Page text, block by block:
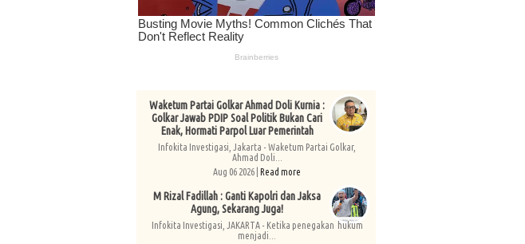
Waketum Partai Golkar Ahmad Doli Kurnia :
Golkar Jawab PDIP Soal Politik Bukan Cari
Enak, Hormati Parpol Luar Pemerintah
Infokita Investigasi, Jakarta - Waketum Partai Golkar,
Ahmad Doli...
Aug 06 2026 | Read more
M Rizal Fadillah : Ganti Kapolri dan Jaksa
Agung, Sekarang Juga!
Infokita Investigasi, JAKARTA - Ketika penegakan hukum
menjadi...